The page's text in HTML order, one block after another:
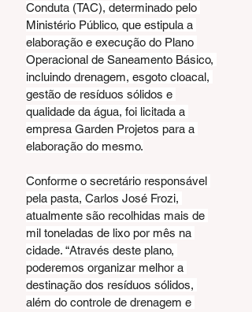
Conduta (TAC), determinado pelo
Ministério Público, que estipula a
elaboração e execução do Plano
Operacional de Saneamento Básico,
incluindo drenagem, esgoto cloacal,
gestão de resíduos sólidos e
qualidade da água, foi licitada a
empresa Garden Projetos para a
elaboração do mesmo.
Conforme o secretário responsável
pela pasta, Carlos José Frozi,
atualmente são recolhidas mais de
mil toneladas de lixo por mês na
cidade. “Através deste plano,
poderemos organizar melhor a
destinação dos resíduos sólidos,
além do controle de drenagem e